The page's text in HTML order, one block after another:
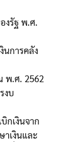
งรัฐ พ.ศ.
การคลัง
พ.ศ. 2562
งบ
กเงินจาก
าเงินและ